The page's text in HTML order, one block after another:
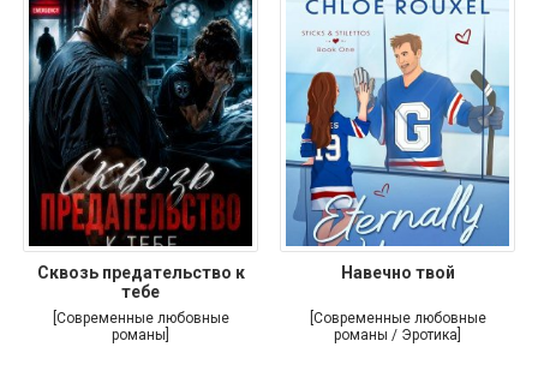
Сквозь предательство к
тебе
[Современные любовные
романы]
Навечно твой
[Современные любовные
романы / Эротика]